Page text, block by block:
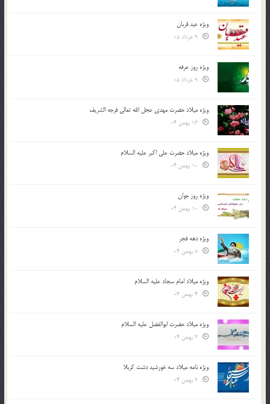
ویژه عید قربان
ویژه روز عرفه
ویژه میلاد حضرت مهدی عجل الله تعالی فرجه الشريف
ویژه میلاد حضرت علی اکبر علیه السلام
ویژه روز جوان
ویژه دهه فجر
ویژه میلاد امام سجاد علیه السلام
ویژه میلاد حضرت ابوالفضل علیه السلام
ویژه نامه میلاد سه خورشید دشت کربلا